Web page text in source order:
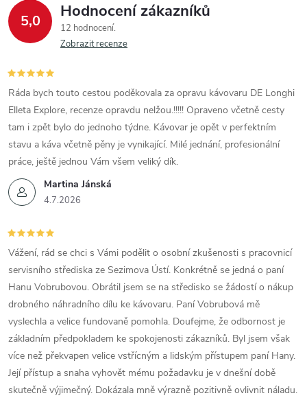
5,0 Hodnocení zákazníků
12 hodnocení
Zobrazit recenze
Martina Jánská
4.7.2026
Ráda bych touto cestou poděkovala za opravu kávovaru DE Longhi
Elleta Explore, recenze opravdu nelžou.!!!!! Opraveno včetně cesty
tam i zpět bylo do jednoho týdne. Kávovar je opět v perfektním
stavu a káva včetně pěny je vynikající. Milé jednání, profesionální
práce, ještě jednou Vám všem veliký dík.
Vážení, rád se chci s Vámi podělit o osobní zkušenosti s pracovnicí
servisního střediska ze Sezimova Ústí. Konkrétně se jedná o paní
Hanu Vobrubovou. Obrátil jsem se na středisko se žádostí o nákup
drobného náhradního dílu ke kávovaru. Paní Vobrubová mě
vyslechla a velice fundovaně pomohla. Doufejme, že odbornost je
základním předpokladem ke spokojenosti zákazníků. Byl jsem však
více než překvapen velice vstřícným a lidským přístupem paní Hany.
Její přístup a snaha vyhovět mému požadavku je v dnešní době
skutečně výjimečný. Dokázala mně výrazně pozitivně ovlivnit náladu.